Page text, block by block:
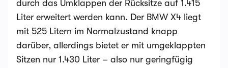
durch das Umklappen der Rücksitze auf 1.415
Liter erweitert werden kann​. Der BMW X4 liegt
mit 525 Litern im Normalzustand knapp
darüber, allerdings bietet er mit umgeklappten
Sitzen nur 1.430 Liter – also nur geringfügig